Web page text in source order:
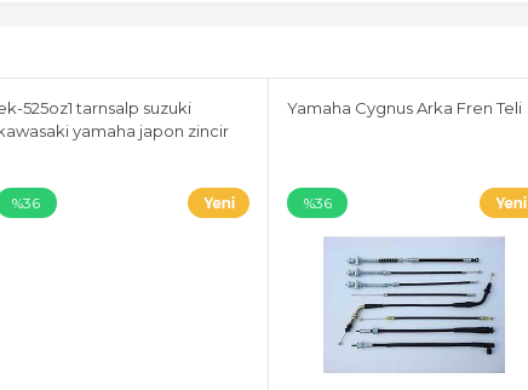
525oz1 tarnsalp suzuki
yamaha japon zincir
%36
Yamaha Cygnus Arka Fren Teli
%36